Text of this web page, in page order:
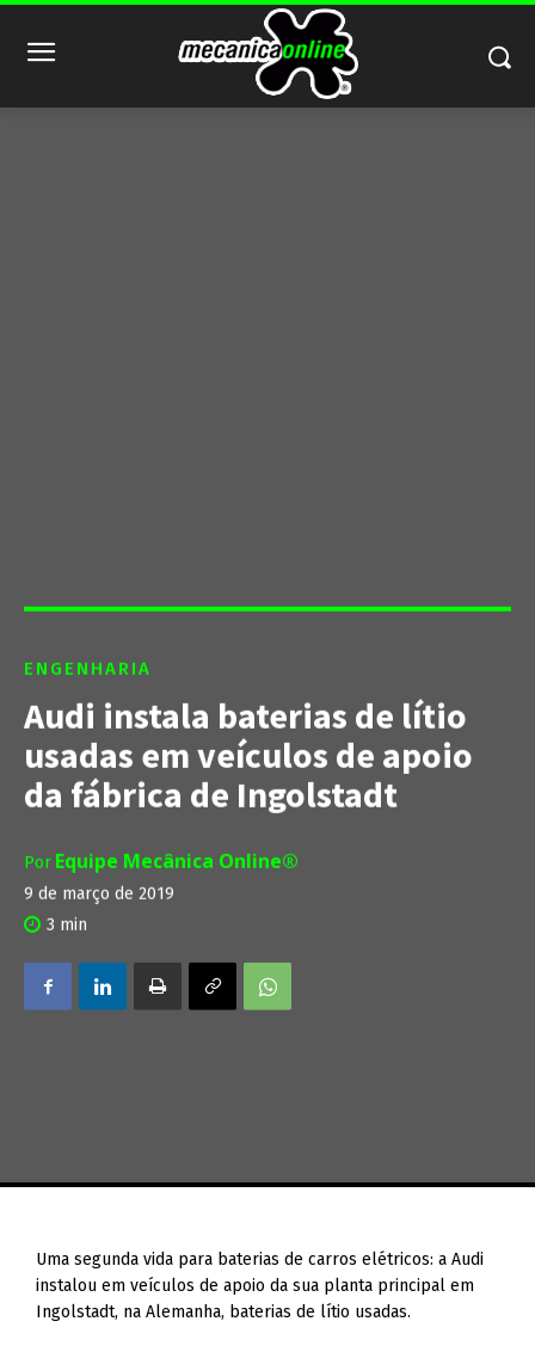
ENGENHARIA
Audi instala baterias de lítio
usadas em veículos de apoio
da fábrica de Ingolstadt
Por Equipe Mecânica Online®
9 de março de 2019
3 min
Uma segunda vida para baterias de carros elétricos: a Audi
instalou em veículos de apoio da sua planta principal em
Ingolstadt, na Alemanha, baterias de lítio usadas.